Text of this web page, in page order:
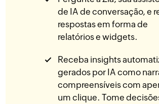
de IA de conversação, e
respostas em forma de
relatórios e widgets.
Receba insights
gerados por IA como
compreensíveis com
um clique. Tome